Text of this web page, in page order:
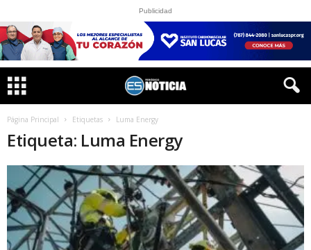
Publicidad
Página Principal Etiquetas Luma Energy
Etiqueta: Luma Energy